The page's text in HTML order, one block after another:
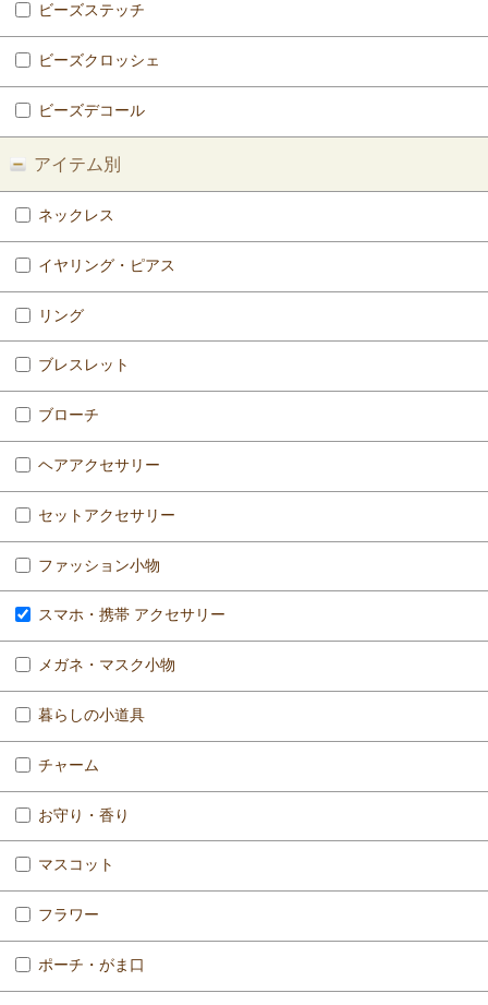
ビーズステッチ
ビーズクロッシェ
ビーズデコール
アイテム別
ネックレス
イヤリング・ピアス
リング
ブレスレット
ブローチ
ヘアアクセサリー
セットアクセサリー
ファッション小物
スマホ・携帯 アクセサリー
メガネ・マスク小物
暮らしの小道具
チャーム
お守り・香り
マスコット
フラワー
ポーチ・がま口